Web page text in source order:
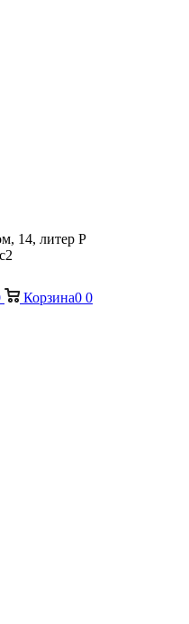
14, литер Р
Корзина0 0